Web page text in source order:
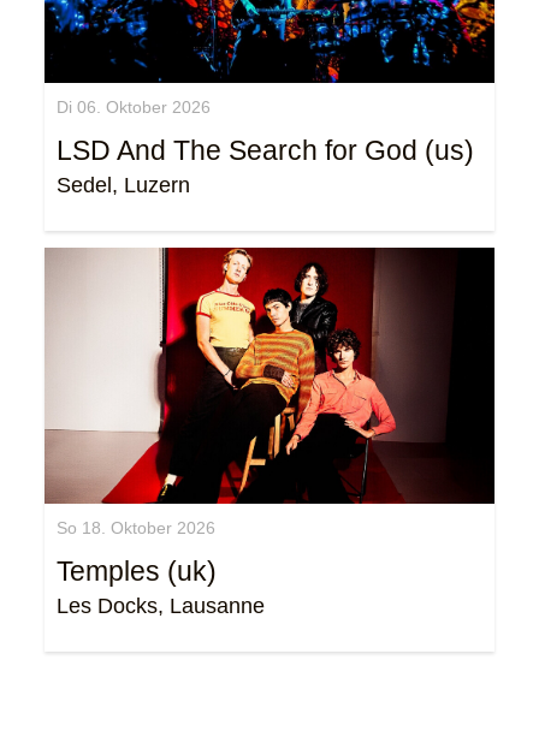
Di 06. Oktober 2026
LSD And The Search for God (us)
Sedel, Luzern
So 18. Oktober 2026
Temples (uk)
Les Docks, Lausanne